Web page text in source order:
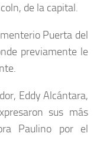
de la capital.
Puerta del
previamente le
Eddy Alcántara,
sus más
Paulino por el